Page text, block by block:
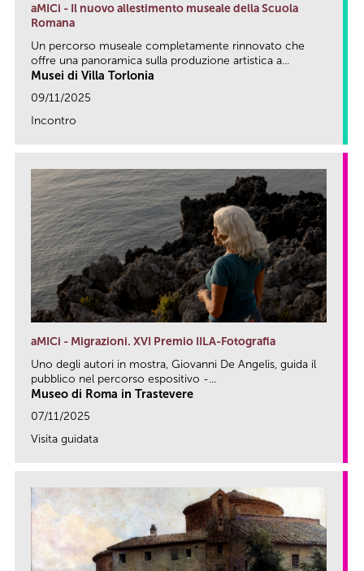
aMICi - Il nuovo allestimento museale della Scuola
Romana
Un percorso museale completamente rinnovato che
offre una panoramica sulla produzione artistica a...
Musei di Villa Torlonia
09/11/2025
Incontro
aMICi - Migrazioni. XVI Premio IILA-Fotografia
Uno degli autori in mostra, Giovanni De Angelis, guida il
pubblico nel percorso espositivo -...
Museo di Roma in Trastevere
07/11/2025
Visita guidata